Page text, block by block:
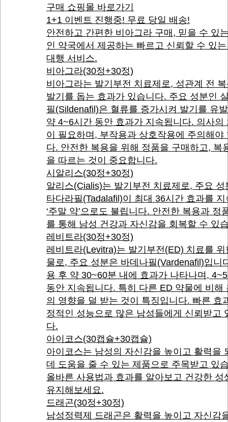
구매 쇼핑몰 바로가기
1+1 이벤트 진행중! 무료 당일 배송!
안전하고 간편한 비아그라 구매, 믿을 수 있
인 약국에서 제공하는 빠르고 신뢰할 수 있
대행 서비스.
비아그라(30정+30정)
비아그라는 발기부전 치료제로, 성관계 전
발기를 돕는 효과가 있습니다. 주요 성분인
필(Sildenafil)은 혈류를 증가시켜 발기를 유
약 4~6시간 동안 효과가 지속됩니다. 의사의
이 필요하며, 부작용과 상호작용에 주의해야
다. 안전한 복용을 위해 정품을 구매하고, 복
을 따르는 것이 중요합니다.
시알리스(30정+30정)
알리스(Cialis)는 발기부전 치료제로, 주요 성
타다라필(Tadalafil)이 최대 36시간 효과를 지
‘주말 약’으로도 불립니다. 안전한 복용과 정
를 통해 남성 건강과 자신감을 회복할 수 있
레비트라(30정+30정)
레비트라(Levitra)는 발기부전(ED) 치료를 위
물로, 주요 성분은 바데나필(Vardenafil)입니
용 후 약 30~60분 내에 효과가 나타나며,
동안 지속됩니다. 특히 다른 ED 약물에 비해
의 영향을 덜 받는 것이 특징입니다. 빠른 효
정적인 성능으로 많은 남성들에게 신뢰받고
다.
아이코스(30캡슐+30캡슐)
아이코스는 남성의 자신감을 높이고 활력을
데 도움을 줄 수 있는 제품으로 주목받고 있
올바른 사용법과 효과를 알아보고 건강한 성
유지해보세요.
드래곤(30정+30정)
남성정력제 드래곤은 활력을 높이고 자신감